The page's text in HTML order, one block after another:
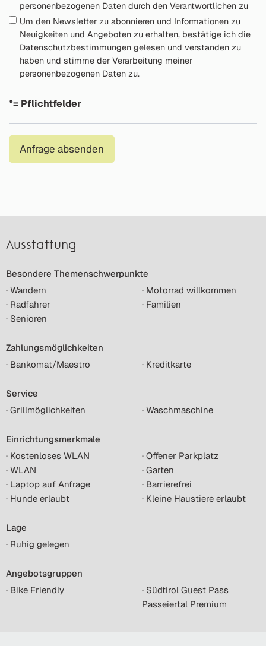
personenbezogenen Daten durch den Verantwortlichen zu
Um den Newsletter zu abonnieren und Informationen zu
Neuigkeiten und Angeboten zu erhalten, bestätige ich die
Datenschutzbestimmungen gelesen und verstanden zu
haben und stimme der Verarbeitung meiner
personenbezogenen Daten zu.
*= Pflichtfelder
Anfrage absenden
Ausstattung
Besondere Themenschwerpunkte
· Wandern
· Motorrad willkommen
· Radfahrer
· Familien
· Senioren
Zahlungsmöglichkeiten
· Bankomat/Maestro
· Kreditkarte
Service
· Grillmöglichkeiten
· Waschmaschine
Einrichtungsmerkmale
· Kostenloses WLAN
· Offener Parkplatz
· WLAN
· Garten
· Laptop auf Anfrage
· Barrierefrei
· Hunde erlaubt
· Kleine Haustiere erlaubt
Lage
· Ruhig gelegen
Angebotsgruppen
· Bike Friendly
· Südtirol Guest Pass
Passeiertal Premium